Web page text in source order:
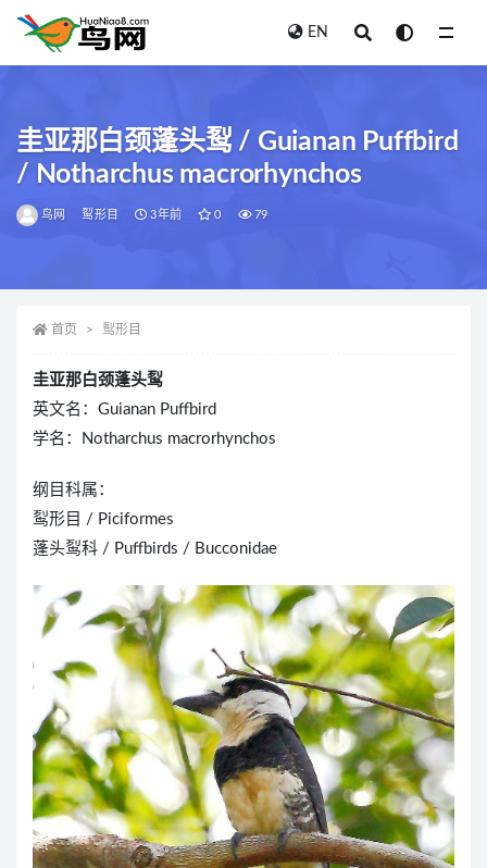
EN
圭亚那白颈蓬头䴕 / Guianan Puffbird
/ Notharchus macrorhynchos
鸟网 䴕形目 3年前 0 79
首页 䴕形目
圭亚那白颈蓬头䴕
英文名：Guianan Puffbird
学名：Notharchus macrorhynchos
纲目科属：
䴕形目 / Piciformes
蓬头䴕科 / Puffbirds / Bucconidae